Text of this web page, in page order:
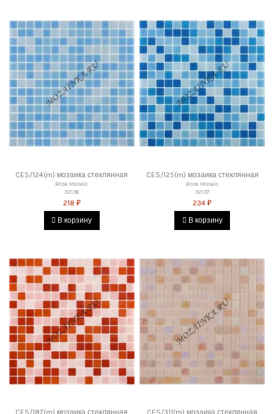
CES/124(m) мозаика стеклянная
Rose Mosaic
32136
218 ₽
В корзину
CES/125(m) мозаика стеклянная
Rose Mosaic
32137
234 ₽
В корзину
CES/187(m) мозаика стеклянная CES/311(m) мозаика стеклянная